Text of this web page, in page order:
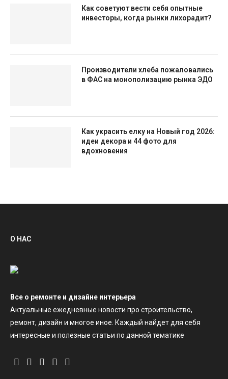
Как советуют вести себя опытные
инвесторы, когда рынки лихорадит?
Производители хлеба пожаловались
в ФАС на монополизацию рынка ЭДО
Как украсить елку на Новый год 2026:
идеи декора и 44 фото для
вдохновения
О НАС
Все о ремонте и дизайне интерьера
Актуальные ежедневные новости про строительство,
ремонт, дизайн и многое иное. Каждый найдет для себя
интересные и полезные статьи по данной тематике